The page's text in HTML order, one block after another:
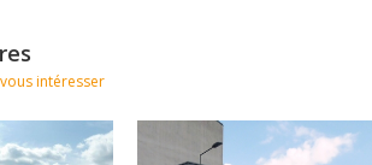
intéresser